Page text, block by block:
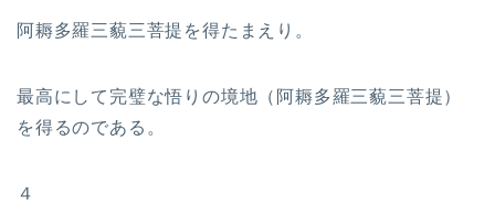
阿耨多羅三藐三菩提を得たまえり。
最高にして完璧な悟りの境地（阿耨多羅三藐三菩提）
を得るのである。
４